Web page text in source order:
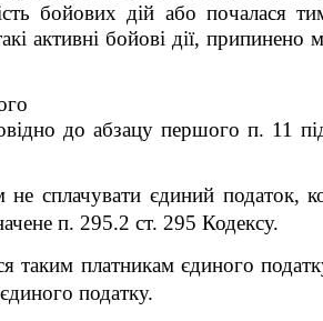
бойових дій або почалася
активні бойові дії, припинено
до абзацу першого п. 11
не сплачувати єдиний податок,
п. 295.2 ст. 295 Кодексу.
таким платникам єдиного
податку.